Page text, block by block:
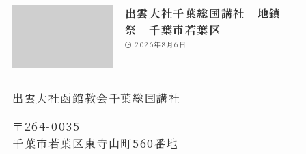
出雲大社千葉総国講社 地鎮
祭 千葉市若葉区
2026年8月6日
出雲大社函館教会千葉総国講社
〒264-0035
千葉市若葉区東寺山町560番地